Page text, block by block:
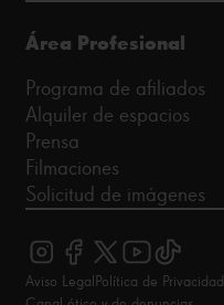
Área Profesional
Programa de afiliados
Alquiler de espacios
Prensa
Filmaciones
Solicitud de imágenes
Aviso LegalPolítica de Privacidad